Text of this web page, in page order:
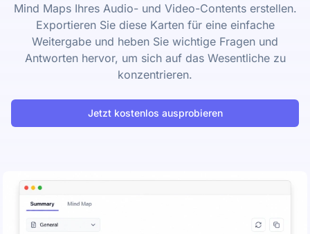
Mind Maps Ihres Audio- und Video-Contents erstellen.
Exportieren Sie diese Karten für eine einfache
Weitergabe und heben Sie wichtige Fragen und
Antworten hervor, um sich auf das Wesentliche zu
konzentrieren.
Jetzt kostenlos ausprobieren